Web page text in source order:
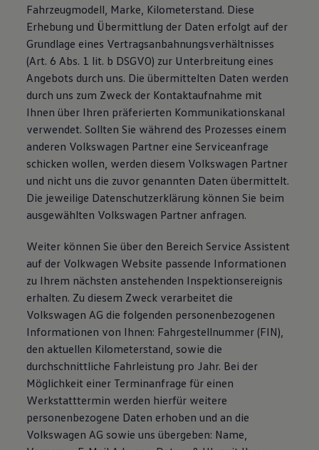
Fahrzeugmodell, Marke, Kilometerstand. Diese
Erhebung und Übermittlung der Daten erfolgt auf der
Grundlage eines Vertragsanbahnungsverhältnisses
(Art. 6 Abs. 1 lit. b DSGVO) zur Unterbreitung eines
Angebots durch uns. Die übermittelten Daten werden
durch uns zum Zweck der Kontaktaufnahme mit
Ihnen über Ihren präferierten Kommunikationskanal
verwendet. Sollten Sie während des Prozesses einem
anderen Volkswagen Partner eine Serviceanfrage
schicken wollen, werden diesem Volkswagen Partner
und nicht uns die zuvor genannten Daten übermittelt.
Die jeweilige Datenschutzerklärung können Sie beim
ausgewählten Volkswagen Partner anfragen.
Weiter können Sie über den Bereich Service Assistent
auf der Volkwagen Website passende Informationen
zu Ihrem nächsten anstehenden Inspektionsereignis
erhalten. Zu diesem Zweck verarbeitet die
Volkswagen AG die folgenden personenbezogenen
Informationen von Ihnen: Fahrgestellnummer (FIN),
den aktuellen Kilometerstand, sowie die
durchschnittliche Fahrleistung pro Jahr. Bei der
Möglichkeit einer Terminanfrage für einen
Werkstatttermin werden hierfür weitere
personenbezogene Daten erhoben und an die
Volkswagen AG sowie uns übergeben: Name,